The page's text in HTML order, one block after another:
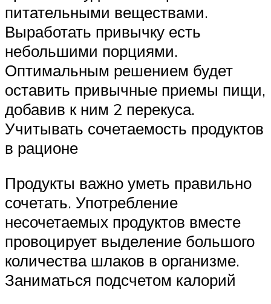
питательными веществами.
Выработать привычку есть
небольшими порциями.
Оптимальным решением будет
оставить привычные приемы пищи,
добавив к ним 2 перекуса.
Учитывать сочетаемость продуктов
в рационе
Продукты важно уметь правильно
сочетать. Употребление
несочетаемых продуктов вместе
провоцирует выделение большого
количества шлаков в организме.
Заниматься подсчетом калорий